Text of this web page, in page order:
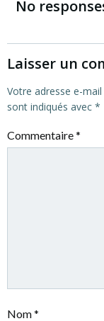
l’article
No
Laisser un
Votre adresse e-
sont indiqués avec *
Commentaire*
Nom*